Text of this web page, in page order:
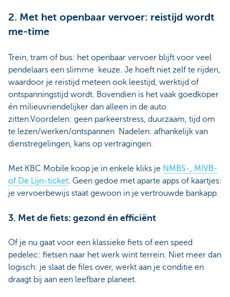
2. Met het openbaar vervoer: reistijd wordt
me-time
Trein, tram of bus: het openbaar vervoer blijft voor veel
pendelaars een slimme keuze. Je hoeft niet zelf te rijden,
waardoor je reistijd meteen ook leestijd, werktijd of
ontspanningstijd wordt. Bovendien is het vaak goedkoper
én milieuvriendelijker dan alleen in de auto
zitten.Voordelen: geen parkeerstress, duurzaam, tijd om
te lezen/werken/ontspannen Nadelen: afhankelijk van
dienstregelingen, kans op vertragingen.
Met KBC Mobile koop je in enkele kliks je NMBS-, MIVB-
of De Lijn-ticket. Geen gedoe met aparte apps of kaartjes:
je vervoerbewijs staat gewoon in je vertrouwde bankapp.
3. Met de fiets: gezond én efficiënt
Of je nu gaat voor een klassieke fiets of een speed
pedelec: fietsen naar het werk wint terrein. Niet meer dan
logisch: je slaat de files over, werkt aan je conditie en
draagt bij aan een leefbare planeet.